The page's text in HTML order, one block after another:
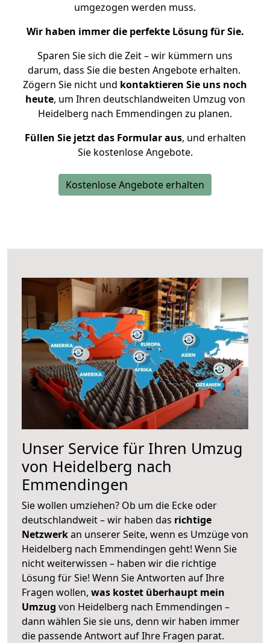
umgezogen werden muss.
Wir haben immer die perfekte Lösung für Sie.
Sparen Sie sich die Zeit – wir kümmern uns
darum, dass Sie die besten Angebote erhalten.
Zögern Sie nicht und kontaktieren Sie uns noch
heute, um Ihren deutschlandweiten Umzug von
Heidelberg nach Emmendingen zu planen.
Füllen Sie jetzt das Formular aus, und erhalten
Sie kostenlose Angebote.
Kostenlose Angebote erhalten
Unser Service für Ihren Umzug
von Heidelberg nach
Emmendingen
Sie wollen umziehen? Ob um die Ecke oder
deutschlandweit – wir haben das richtige
Netzwerkan unserer Seite, wenn es Umzüge von
Heidelberg nach Emmendingen geht! Wenn Sie
nicht weiterwissen – haben wir die richtige
Lösung für Sie! Wenn Sie Antworten auf Ihre
Fragen wollen, was kostet überhaupt mein
Umzug von Heidelberg nach Emmendingen –
dann wählen Sie sie uns, denn wir haben immer
die passende Antwort auf Ihre Fragen parat.